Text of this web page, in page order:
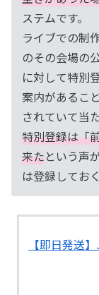
ステムです。
ライブでの制
のその会場の
に対して特別
案内があるこ
されていて当
特別登録は「
来たという声
は登録してお
【即日発送